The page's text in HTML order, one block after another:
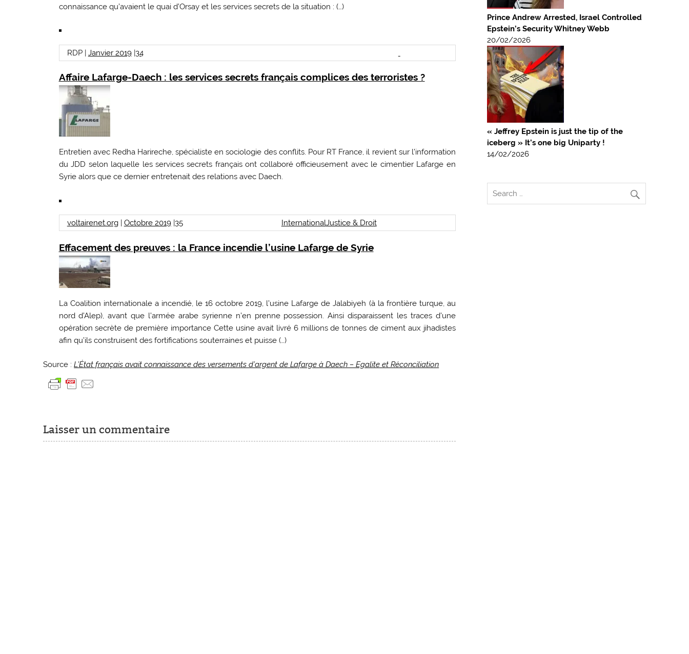
connaissance qu’avaient le quai d’Orsay et les services secrets de la situation : (…)
RDP | Janvier 2019|34
Affaire Lafarge-Daech : les services secrets français complices des terroristes ?
Entretien avec Redha Harireche, spécialiste en sociologie des conflits. Pour RT France, il revient sur l’information
du JDD selon laquelle les services secrets français ont collaboré officieusement avec le cimentier Lafarge en
Syrie alors que ce dernier entretenait des relations avec Daech.
voltairenet.org| Octobre 2019| 35 InternationalJustice & Droit
Effacement des preuves : la France incendie l’usine Lafarge de Syrie
La Coalition internationale a incendié, le 16 octobre 2019, l’usine Lafarge de Jalabiyeh (à la frontière turque, au
nord d’Alep), avant que l’armée arabe syrienne n’en prenne possession. Ainsi disparaissent les traces d’une
opération secrète de première importance Cette usine avait livré 6 millions de tonnes de ciment aux jihadistes
afin qu’ils construisent des fortifications souterraines et puisse (…)
Source :L’État français avait connaissance des versements d’argent de Lafarge à Daech – Egalite et Réconciliation
Laisser un commentaire
Prince Andrew Arrested, Israel Controlled
Epstein’s Security Whitney Webb
20/02/2026
« Jeffrey Epstein is just the tip of the
iceberg » It’s one big Uniparty !
14/02/2026